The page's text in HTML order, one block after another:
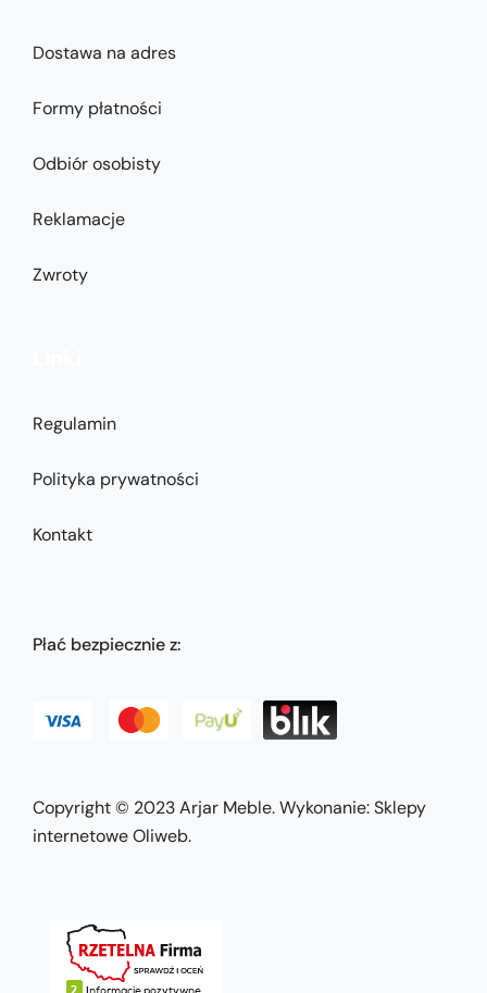
Dostawa na adres
Formy płatności
Odbiór osobisty
Reklamacje
Zwroty
Regulamin
Polityka prywatności
Kontakt
Płać bezpiecznie z:
Copyright © 2023Arjar Meble. Wykonanie:Sklepy
internetowe Oliweb.